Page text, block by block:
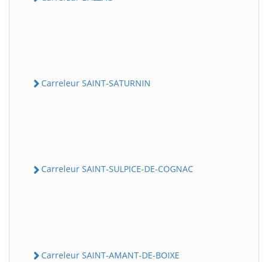
Carreleur SAINT-SATURNIN
Carreleur SAINT-SULPICE-DE-COGNAC
Carreleur SAINT-AMANT-DE-BOIXE